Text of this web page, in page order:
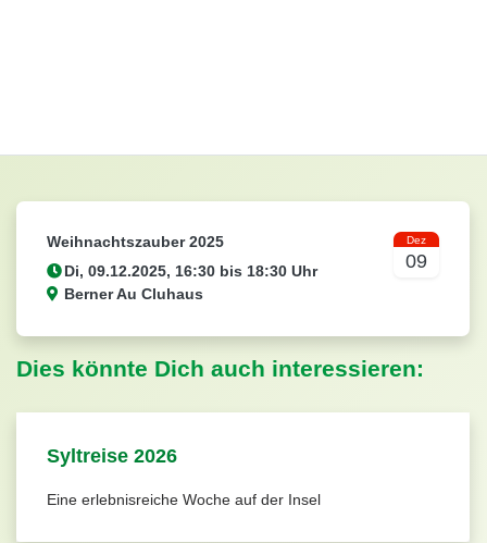
Weihnachtszauber 2025
Berner Au Cluhaus
Dez
09
Dies könnte Dich auch interessieren:
Syltreise 2026
Eine erlebnisreiche Woche auf der Insel